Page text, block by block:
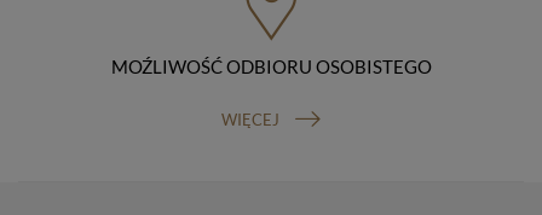
przetwarzanie danych w dowolnym momencie;
cofnięcie zgody nie ma wpływu na zgodność z prawem
przetwarzania, którego dokonano na podstawie Twojej
zgody przed jej cofnięciem). W celu wykonania swoich
Informacja o dobrowolności podania danych
MOŹLIWOŚĆ ODBIORU OSOBISTEGO
WIĘCEJ